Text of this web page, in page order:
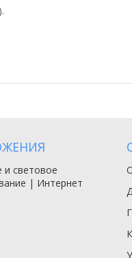
и световое
| Интернет